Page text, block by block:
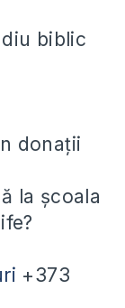
biblic
donații
la școala
+373